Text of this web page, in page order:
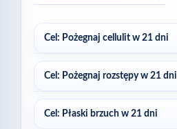
Cel: Pożegnaj cellulit w 21 dni
Cel: Pożegnaj rozstępy w 21 dni
Cel: Płaski brzuch w 21 dni